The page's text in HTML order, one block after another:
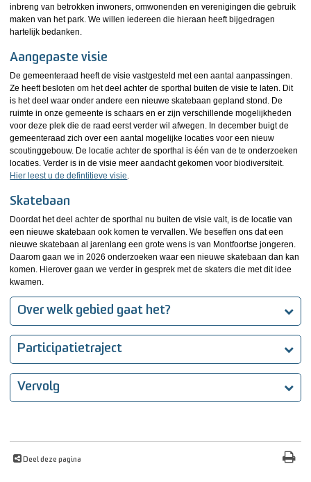
inbreng van betrokken inwoners, omwonenden en verenigingen die gebruik
maken van het park. We willen iedereen die hieraan heeft bijgedragen
hartelijk bedanken.
Aangepaste visie
De gemeenteraad heeft de visie vastgesteld met een aantal aanpassingen.
Ze heeft besloten om het deel achter de sporthal buiten de visie te laten. Dit
is het deel waar onder andere een nieuwe skatebaan gepland stond. De
ruimte in onze gemeente is schaars en er zijn verschillende mogelijkheden
voor deze plek die de raad eerst verder wil afwegen. In december buigt de
gemeenteraad zich over een aantal mogelijke locaties voor een nieuw
scoutinggebouw. De locatie achter de sporthal is één van de te onderzoeken
locaties. Verder is in de visie meer aandacht gekomen voor biodiversiteit.
Hier leest u de defintitieve visie
Skatebaan
Doordat het deel achter de sporthal nu buiten de visie valt, is de locatie van
een nieuwe skatebaan ook komen te vervallen. We beseffen ons dat een
nieuwe skatebaan al jarenlang een grote wens is van Montfoortse jongeren.
Daarom gaan we in 2026 onderzoeken waar een nieuwe skatebaan dan kan
komen. Hierover gaan we verder in gesprek met de skaters die met dit idee
kwamen.
Over welk gebied gaat het?
Participatietraject
Vervolg
Deel deze pagina